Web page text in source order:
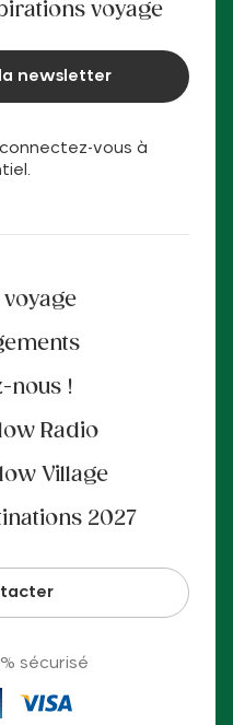
vous à
nous !
Radio
Village
2027
sécurisé
voyage
newsletter